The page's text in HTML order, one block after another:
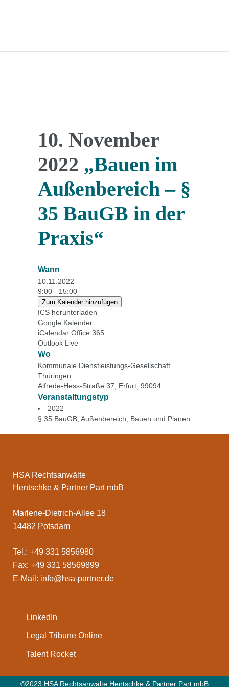
10. November
2022 „Bauen im
Außenbereich – §
35 BauGB in der
Praxis“
Wann
10.11.2022
9:00 - 15:00
Zum Kalender hinzufügen
ICS herunterladen
Google Kalender
iCalendar Office 365
Outlook Live
Wo
Kommunale Dienstleistungs-Gesellschaft
Thüringen
Alfrede-Hess-Straße 37, Erfurt, 99094
Veranstaltungstyp
2022
§ 35 BauGB Außenbereich Bauen und Planen
HSA Rechtsanwälte
Hentschke & Partner Part mbB
Marlene-Dietrich-Allee 18
14482 Potsdam
Tel.: +49 331 5856980
Fax: +49 331 58569899
E-Mail: info@hsa-partner.de
LinkedIn
Legal Tribune Online
Talent Rocket
©2023 HSA Rechtsanwälte Hentschke & Partner Part mbB